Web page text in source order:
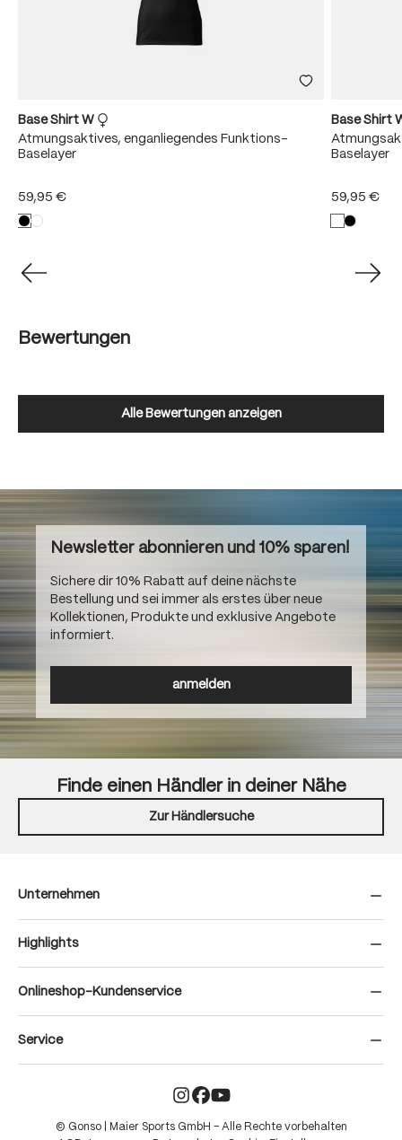
Base Shirt W
Atmungsaktives, enganliegendes Funktions-
Baselayer
59,95 €
Base Shirt
Baselayer
59,95 €
Bewertungen
Alle Bewertungen anzeigen
Newsletter abonnieren und 10% sparen!
Sichere dir 10% Rabatt auf deine nächste
Bestellung und sei immer als erstes über neue
Kollektionen, Produkte und exklusive Angebote
informiert.
anmelden
Finde einen Händler in deiner Nähe
Zur Händlersuche
Unternehmen
Highlights
Onlineshop-Kundenservice
Service
© Gonso | Maier Sports GmbH – Alle Rechte vorbehalten